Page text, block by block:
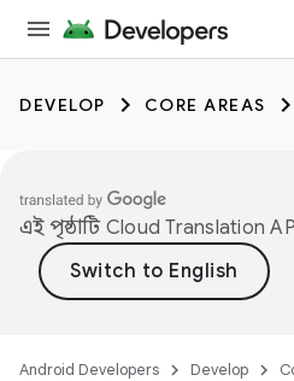
DEVELOP CORE AREAS
এই পৃষ্ঠাটি Cloud Translation
Android Developers Develop